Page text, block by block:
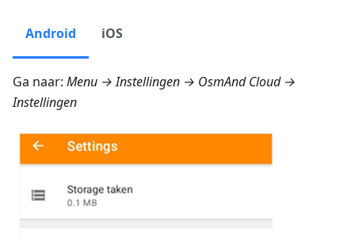
Android iOS
Ga naar: Menu → Instellingen → OsmAnd Cloud →
Instellingen